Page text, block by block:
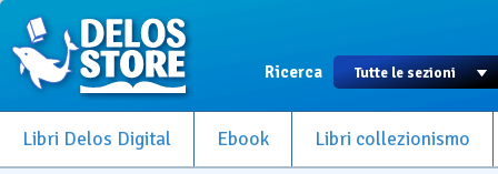
Ricerca
Libri Delos Digital Ebook Libri collezionismo